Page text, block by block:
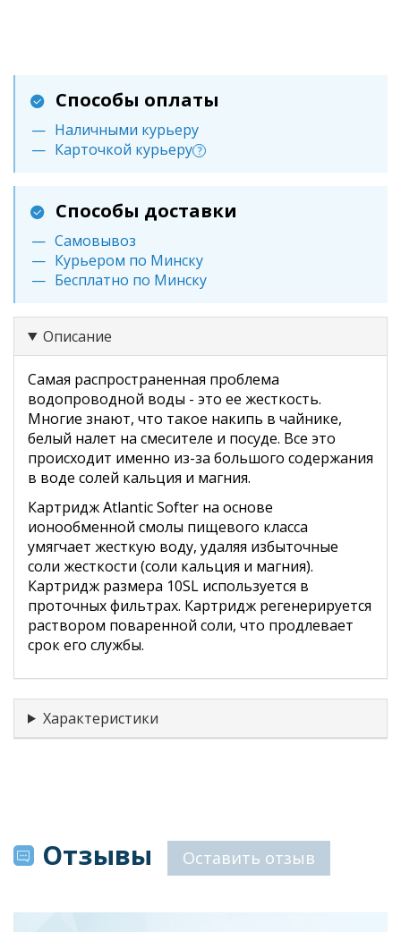
Способы оплаты
Наличными курьеру
Карточкой курьеру ?
Способы доставки
Самовывоз
Курьером по Минску
Бесплатно по Минску
Описание
Самая распространенная проблема
водопроводной воды - это ее жесткость.
Многие знают, что такое накипь в чайнике,
белый налет на смесителе и посуде. Все это
происходит именно из-за большого содержания
в воде солей кальция и магния.
Картридж Atlantic Softer на основе
ионообменной смолы пищевого класса
умягчает жесткую воду, удаляя избыточные
соли жесткости (соли кальция и магния).
Картридж размера 10SL используется в
проточных фильтрах. Картридж регенерируется
раствором поваренной соли, что продлевает
срок его службы.
Характеристики
Отзывы Оставить отзыв